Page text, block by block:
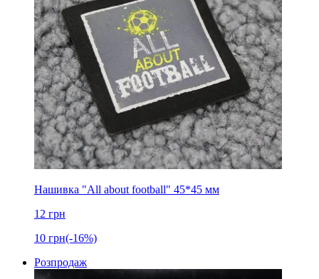
Нашивка "All about football" 45*45 мм
12 грн
10 грн(-16%)
Розпродаж